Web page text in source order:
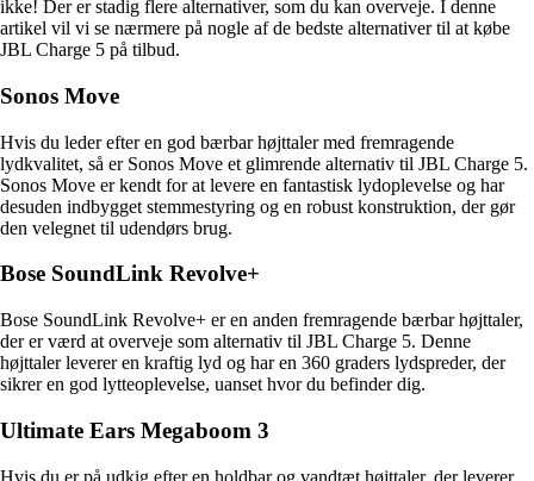
ikke! Der er stadig flere alternativer, som du kan overveje. I denne
artikel vil vi se nærmere på nogle af de bedste alternativer til at købe
JBL Charge 5 på tilbud.
Sonos Move
Hvis du leder efter en god bærbar højttaler med fremragende
lydkvalitet, så er Sonos Move et glimrende alternativ til JBL Charge 5.
Sonos Move er kendt for at levere en fantastisk lydoplevelse og har
desuden indbygget stemmestyring og en robust konstruktion, der gør
den velegnet til udendørs brug.
Bose SoundLink Revolve+
Bose SoundLink Revolve+ er en anden fremragende bærbar højttaler,
der er værd at overveje som alternativ til JBL Charge 5. Denne
højttaler leverer en kraftig lyd og har en 360 graders lydspreder, der
sikrer en god lytteoplevelse, uanset hvor du befinder dig.
Ultimate Ears Megaboom 3
Hvis du er på udkig efter en holdbar og vandtæt højttaler, der leverer